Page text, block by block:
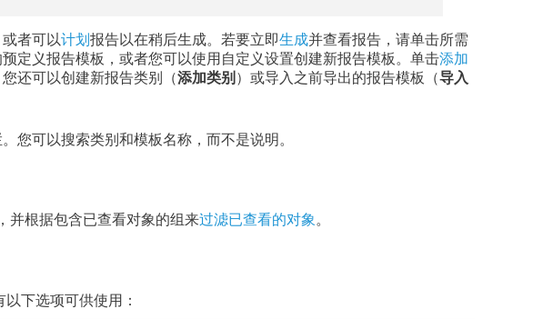
者可以计划报告以在稍后生成。若要立即生成并查看报告，请单击所需
定义报告模板，或者您可以使用自定义设置创建新报告模板。单击添加
还可以创建新报告类别（添加类别）或导入之前导出的报告模板（导入
您可以搜索类别和模板名称，而不是说明。
并根据包含已查看对象的组来过滤已查看的对象。
以下选项可供使用：